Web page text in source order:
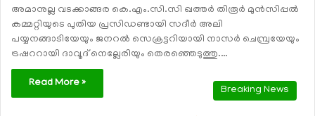
അമാനുല്ല വടക്കാങ്ങര കെ.എം.സി.സി ഖത്തര്‍ തിരൂര്‍ മുന്‍സിപ്പല്‍
കമ്മറ്റിയുടെ പുതിയ പ്രസിഡണ്ടായി സദീര്‍ അലി
പയ്യനങ്ങാടിയേയും ജനറല്‍ സെക്രട്ടറിയായി നാസര്‍ ചെമ്പ്രയേയും
ട്രഷററായി ദാവൂദ് നെല്ലേരിയും തെരഞ്ഞെടുത്തു.…
Read More »
Breaking News